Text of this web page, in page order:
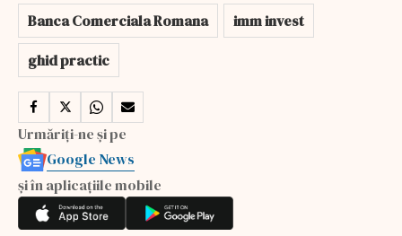
Banca Comerciala Romana
imm invest
ghid practic
Urmăriți-ne și pe
Google News
și în aplicațiile mobile